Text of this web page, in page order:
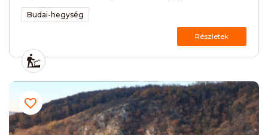
Budai-hegység
Részletek